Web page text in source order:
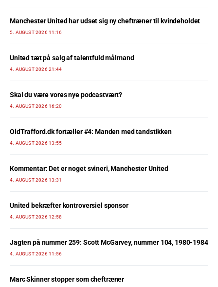
Manchester United har udset sig ny cheftræner til kvindeholdet
5. AUGUST 2026 11:16
United tæt på salg af talentfuld målmand
4. AUGUST 2026 21:44
Skal du være vores nye podcastvært?
4. AUGUST 2026 16:20
OldTrafford.dk fortæller #4: Manden med tandstikken
4. AUGUST 2026 13:55
Kommentar: Det er noget svineri, Manchester United
4. AUGUST 2026 13:31
United bekræfter kontroversiel sponsor
4. AUGUST 2026 12:58
Jagten på nummer 259: Scott McGarvey, nummer 104, 1980-1984
4. AUGUST 2026 11:56
Marc Skinner stopper som cheftræner